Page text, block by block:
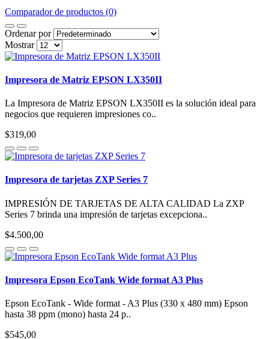
Comparador de productos (0)
Ordenar por
Mostrar
Impresora de Matriz EPSON LX350II
La Impresora de Matriz EPSON LX350II es la solución ideal para
negocios que requieren impresiones co..
$319,00
Impresora de tarjetas ZXP Series 7
IMPRESIÓN DE TARJETAS DE ALTA CALIDAD La ZXP
Series 7 brinda una impresión de tarjetas excepciona..
$4.500,00
Impresora Epson EcoTank Wide format A3 Plus
Epson EcoTank - Wide format - A3 Plus (330 x 480 mm) Epson
hasta 38 ppm (mono) hasta 24 p..
$545,00